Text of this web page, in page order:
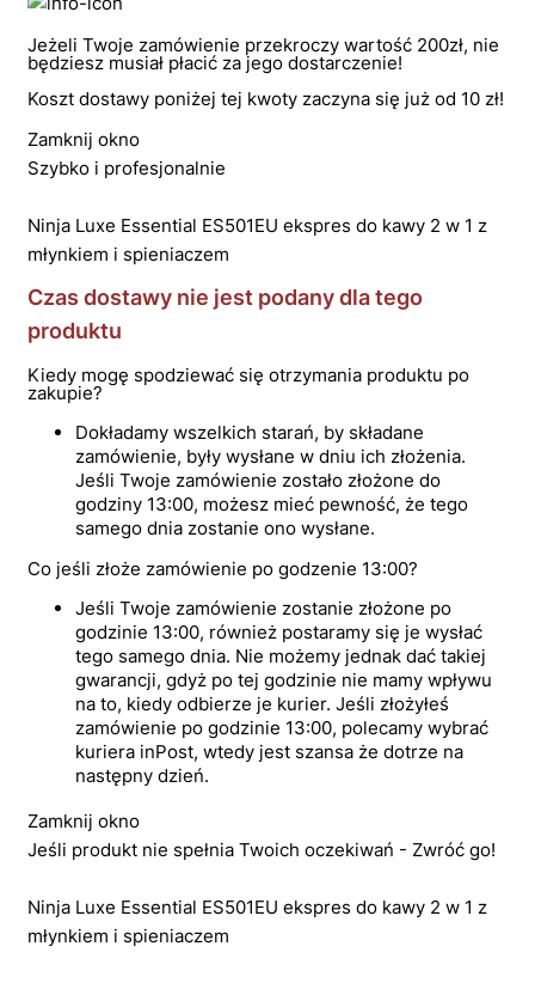
Jeżeli Twoje zamówienie przekroczy wartość 200zł, nie
będziesz musiał płacić za jego dostarczenie!
Koszt dostawy poniżej tej kwoty zaczyna się już od 10 zł!
Zamknij okno
Szybko i profesjonalnie
Ninja Luxe Essential ES501EU ekspres do kawy 2 w 1 z
młynkiem i spieniaczem
Czas dostawy nie jest podany dla tego
produktu
Kiedy mogę spodziewać się otrzymania produktu po
zakupie?
Dokładamy wszelkich starań, by składane
zamówienie, były wysłane w dniu ich złożenia.
Jeśli Twoje zamówienie zostało złożone do
godziny 13:00, możesz mieć pewność, że tego
samego dnia zostanie ono wysłane.
Co jeśli złoże zamówienie po godzenie 13:00?
Jeśli Twoje zamówienie zostanie złożone po
godzinie 13:00, również postaramy się je wysłać
tego samego dnia. Nie możemy jednak dać takiej
gwarancji, gdyż po tej godzinie nie mamy wpływu
na to, kiedy odbierze je kurier. Jeśli złożyłeś
zamówienie po godzinie 13:00, polecamy wybrać
kuriera inPost, wtedy jest szansa że dotrze na
następny dzień.
Zamknij okno
Jeśli produkt nie spełnia Twoich oczekiwań - Zwróć go!
Ninja Luxe Essential ES501EU ekspres do kawy 2 w 1 z
młynkiem i spieniaczem